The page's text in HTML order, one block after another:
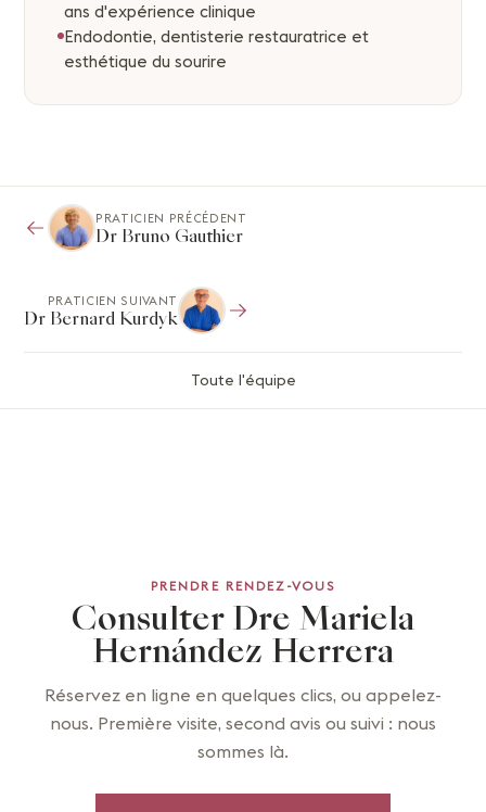
ans d'expérience clinique
Endodontie, dentisterie restauratrice et
esthétique du sourire
PRATICIEN PRÉCÉDENT
Dr Bruno Gauthier
Toute l'équipe
PRATICIEN SUIVANT
Dr Bernard Kurdyk
PRENDRE RENDEZ-VOUS
Consulter Dre Mariela
Hernández Herrera
Réservez en ligne en quelques clics, ou appelez-
nous. Première visite, second avis ou suivi : nous
sommes là.